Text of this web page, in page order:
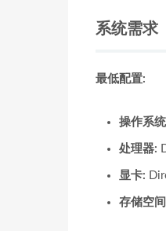
系统需求
最低配置:
操作系
处理器:
显卡:
存储空